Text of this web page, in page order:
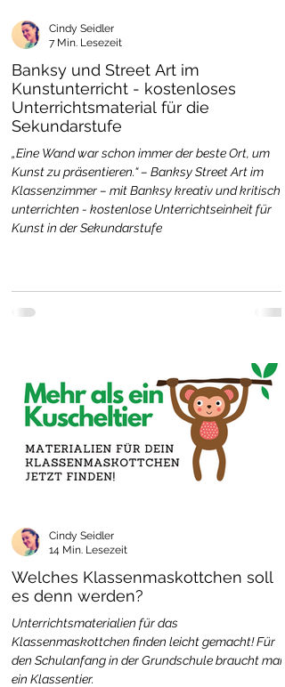
Banksy und Street Art im
Kunstunterricht - kostenloses
Unterrichtsmaterial für die
Sekundarstufe
„Eine Wand war schon immer der beste Ort, um
Kunst zu präsentieren.“ – Banksy Street Art im
Klassenzimmer – mit Banksy kreativ und kritisch
unterrichten - kostenlose Unterrichtseinheit für
Kunst in der Sekundarstufe
Cindy Seidler
7 Min. Lesezeit
Welches Klassenmaskottchen soll
es denn werden?
Unterrichtsmaterialien für das
Klassenmaskottchen finden leicht gemacht! Für
den Schulanfang in der Grundschule braucht man
ein Klassentier.
Cindy Seidler
14 Min. Lesezeit